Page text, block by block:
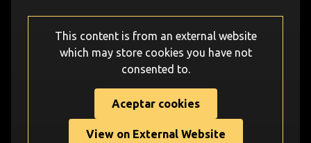
This content is from an external website
which may store cookies you have not
consented to.
Aceptar cookies
View on External Website